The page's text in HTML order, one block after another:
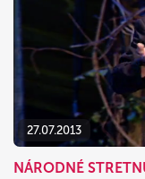
27.07.2013
NÁRODNÉ